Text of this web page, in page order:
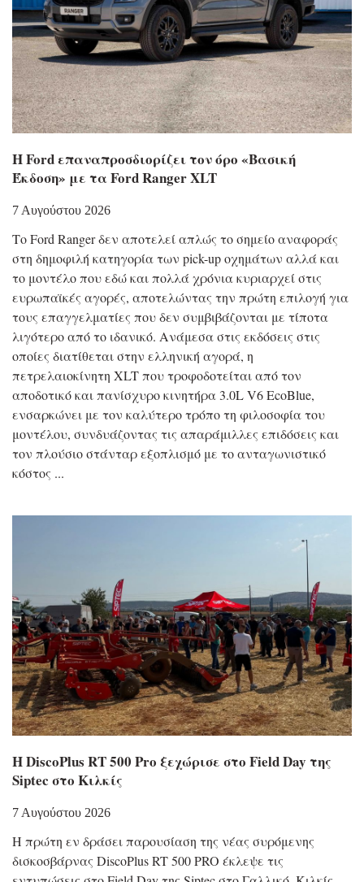
Η Ford επαναπροσδιορίζει τον όρο «Βασική
Έκδοση» με τα Ford Ranger XLT
7 Αυγούστου 2026
Το Ford Ranger δεν αποτελεί απλώς το σημείο αναφοράς
στη δημοφιλή κατηγορία των pick-up οχημάτων αλλά και
το μοντέλο που εδώ και πολλά χρόνια κυριαρχεί στις
ευρωπαϊκές αγορές, αποτελώντας την πρώτη επιλογή για
τους επαγγελματίες που δεν συμβιβάζονται με τίποτα
λιγότερο από το ιδανικό. Ανάμεσα στις εκδόσεις στις
οποίες διατίθεται στην ελληνική αγορά, η
πετρελαιοκίνητη XLT που τροφοδοτείται από τον
αποδοτικό και πανίσχυρο κινητήρα 3.0L V6 EcoBlue,
ενσαρκώνει με τον καλύτερο τρόπο τη φιλοσοφία του
μοντέλου, συνδυάζοντας τις απαράμιλλες επιδόσεις και
τον πλούσιο στάνταρ εξοπλισμό με το ανταγωνιστικό
κόστος
Η DiscoPlus RT 500 Pro ξεχώρισε στο Field Day της
Siptec στο Κιλκίς
7 Αυγούστου 2026
Η πρώτη εν δράσει παρουσίαση της νέας συρόμενης
δισκοσβάρνας DiscoPlus RT 500 PRO έκλεψε τις